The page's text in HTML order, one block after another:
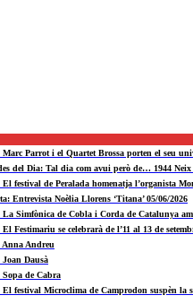
Marc Parrot i el Quartet Brossa porten el seu
del Dia: Tal dia com avui però de… 1944
El festival de Peralada homenatja l’organista
Entrevista Noèlia Llorens ‘Titana’ 05/06/2026
La Simfònica de Cobla i Corda de Catalunya
El Festimariu se celebrarà de l’11 al 13 de
Anna Andreu
Joan Dausà
Sopa de Cabra
El festival Microclima de Camprodon suspèn la